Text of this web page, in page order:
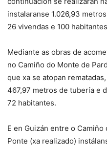
instalaranse 1.026,93
26 vivendas e 100
Mediante as obras de
no Camiño do Monte de
que xa se atopan
467,97 metros de tubería e
72 habitantes.
E en Guizán entre o
Ponte (xa realizado)